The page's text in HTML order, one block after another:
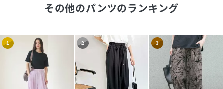
その他のパンツのランキング
1 2 3